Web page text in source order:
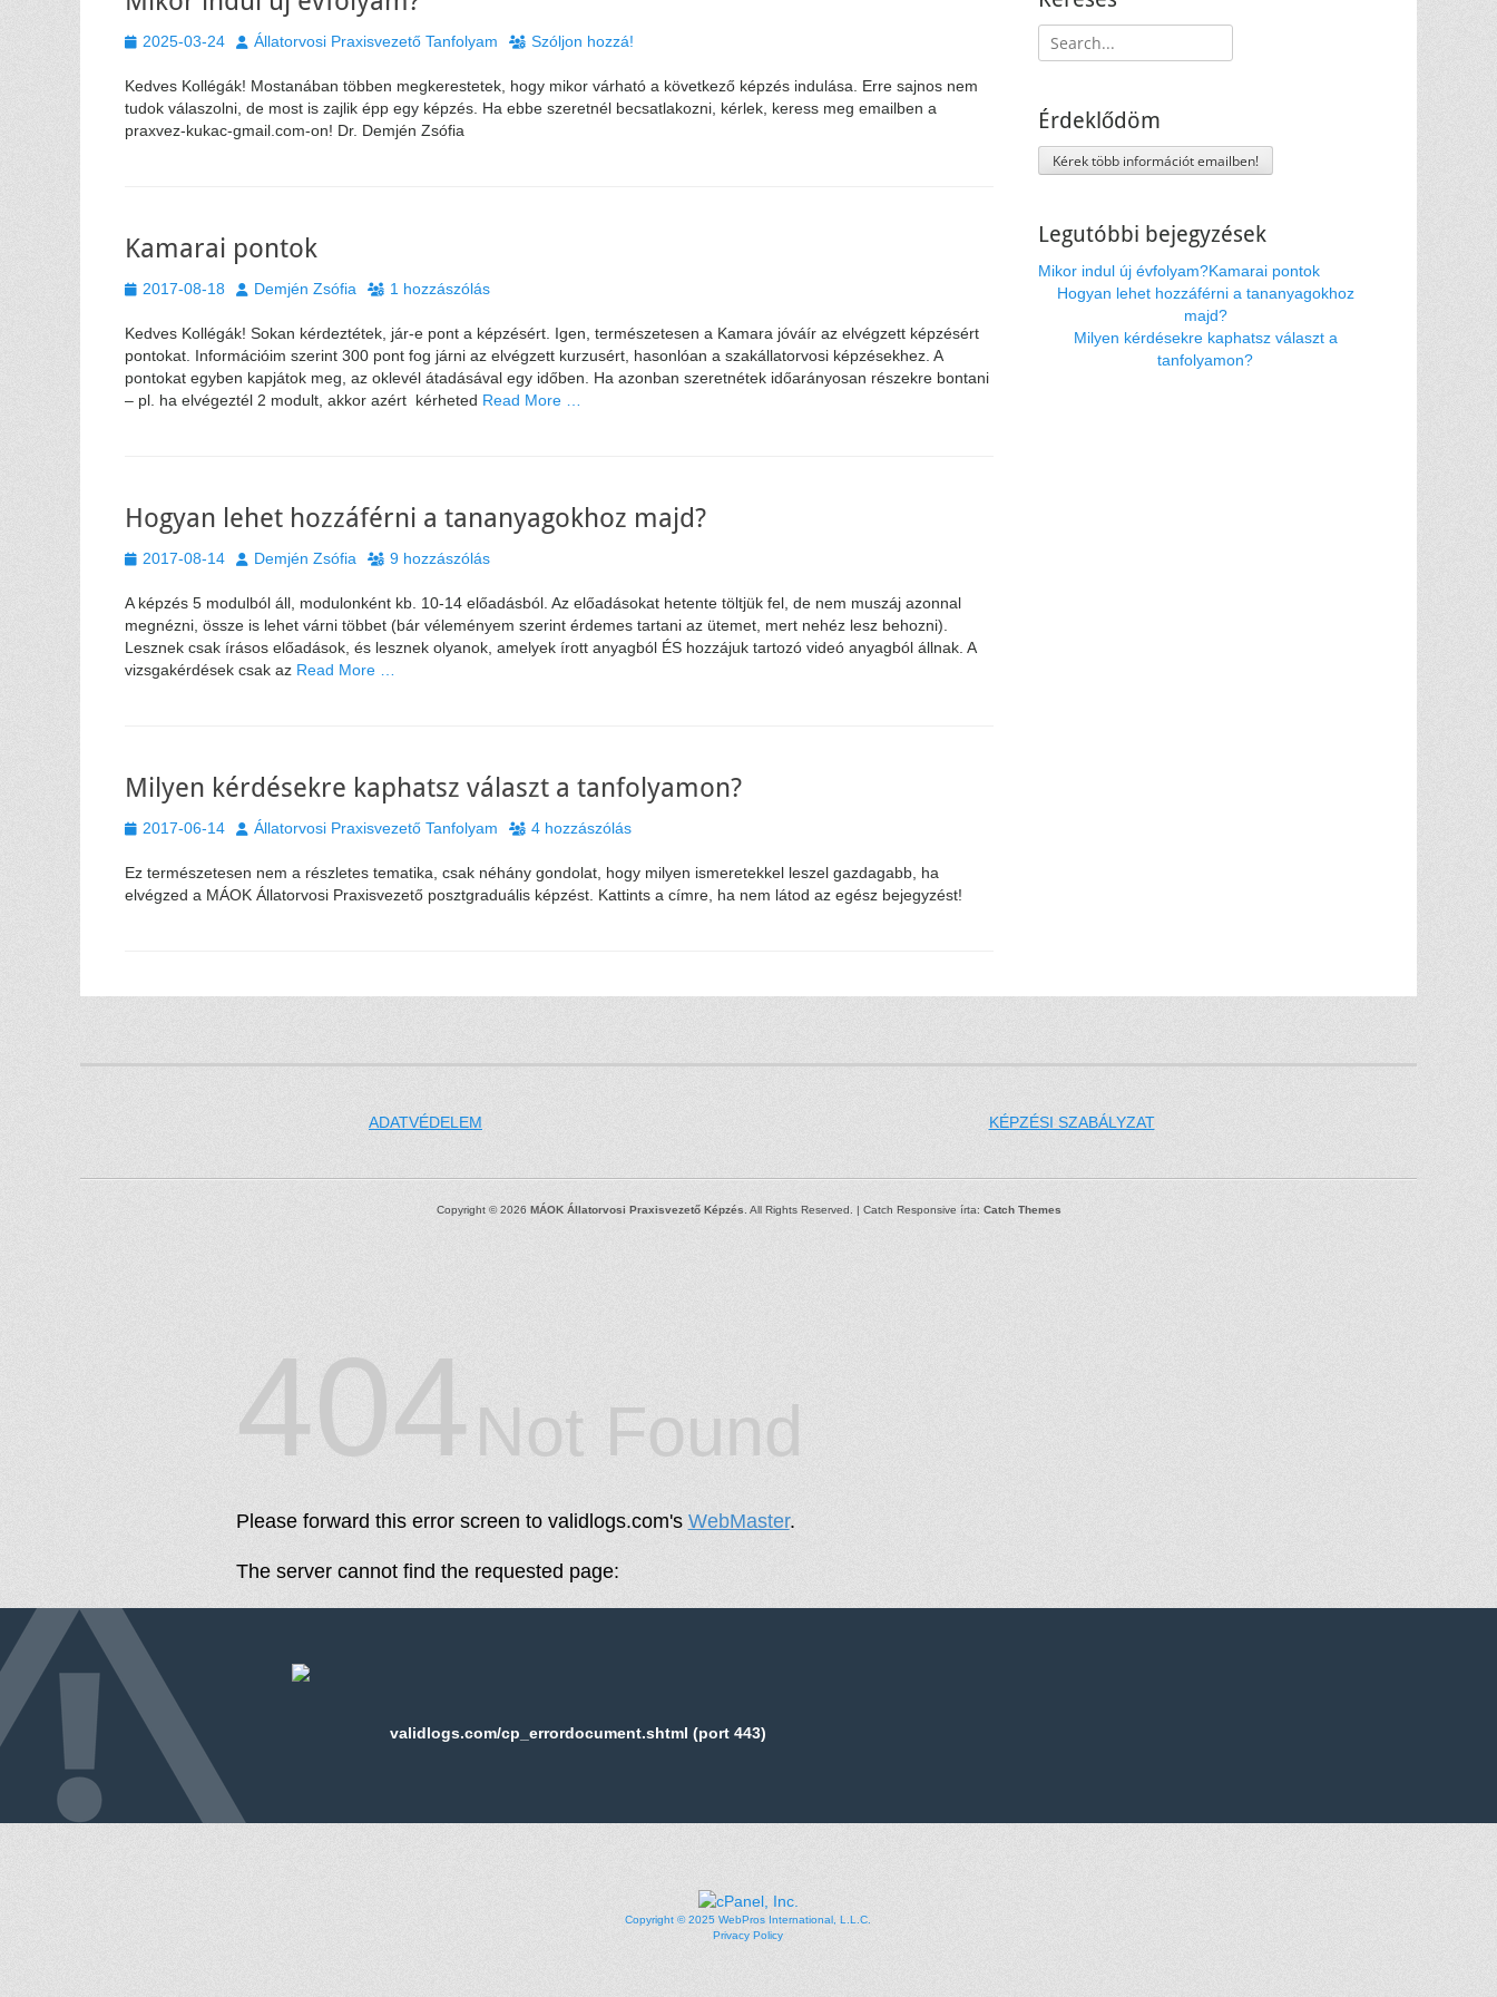
Közzétéve
2025-03-24 Szerző
Állatorvosi Praxisvezető Tanfolyam Szóljon hozzá!
Kedves Kollégák! Mostanában többen megkerestetek, hogy mikor várható a következő képzés indulása. Erre sajnos nem
tudok válaszolni, de most is zajlik épp egy képzés. Ha ebbe szeretnél becsatlakozni, kérlek, keress meg emailben a
praxvez-kukac-gmail.com-on! Dr. Demjén Zsófia
Kamarai pontok
Közzétéve
2017-08-18 Szerző
Demjén Zsófia 1 hozzászólás
Kedves Kollégák! Sokan kérdeztétek, jár-e pont a képzésért. Igen, természetesen a Kamara jóváír az elvégzett képzésért
pontokat. Információim szerint 300 pont fog járni az elvégzett kurzusért, hasonlóan a szakállatorvosi képzésekhez. A
pontokat egyben kapjátok meg, az oklevél átadásával egy időben. Ha azonban szeretnétek időarányosan részekre bontani
– pl. ha elvégeztél 2 modult, akkor azért kérheted Read More …
Hogyan lehet hozzáférni a tananyagokhoz majd?
Közzétéve
2017-08-14 Szerző
Demjén Zsófia 9 hozzászólás
A képzés 5 modulból áll, modulonként kb. 10-14 előadásból. Az előadásokat hetente töltjük fel, de nem muszáj azonnal
megnézni, össze is lehet várni többet (bár véleményem szerint érdemes tartani az ütemet, mert nehéz lesz behozni).
Lesznek csak írásos előadások, és lesznek olyanok, amelyek írott anyagból ÉS hozzájuk tartozó videó anyagból állnak. A
vizsgakérdések csak az Read More …
Milyen kérdésekre kaphatsz választ a tanfolyamon?
Közzétéve
2017-06-14 Szerző
Állatorvosi Praxisvezető Tanfolyam 4 hozzászólás
Ez természetesen nem a részletes tematika, csak néhány gondolat, hogy milyen ismeretekkel leszel gazdagabb, ha
elvégzed a MÁOK Állatorvosi Praxisvezető posztgraduális képzést. Kattints a címre, ha nem látod az egész bejegyzést!
Keresés:
Érdeklődöm
Kérek több információt emailben!
Legutóbbi bejegyzések
Mikor indul új évfolyam?Kamarai pontok
Hogyan lehet hozzáférni a tananyagokhoz
majd?
Milyen kérdésekre kaphatsz választ a
tanfolyamon?
ADATVÉDELEM KÉPZÉSI SZABÁLYZAT
Copyright © 2026 MÁOK Állatorvosi Praxisvezető Képzés. All Rights Reserved. | Catch Responsive írta: Catch Themes
404Not Found
Please forward this error screen to validlogs.com's WebMaster.
The server cannot find the requested page:
validlogs.com/cp_errordocument.shtml (port 443)
Copyright © 2025 WebPros International, L.L.C.
Privacy Policy